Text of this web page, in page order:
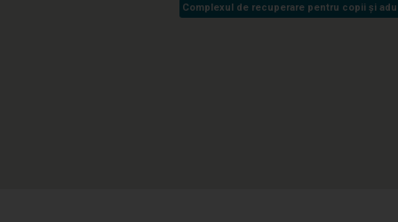
Complexul de recuperare pentru copii și
Complexul de recuperare pentru copii și